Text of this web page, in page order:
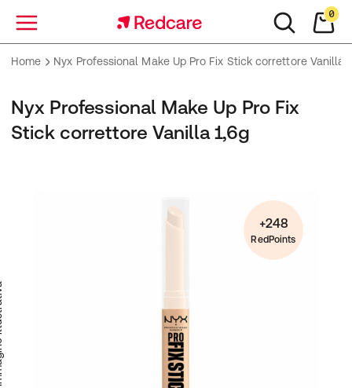
Menu
0
Home Nyx Professional Make Up Pro Fix Stick correttore Vanilla
Nyx Professional Make Up Pro Fix
Stick correttore Vanilla 1,6g
+248
RedPoints